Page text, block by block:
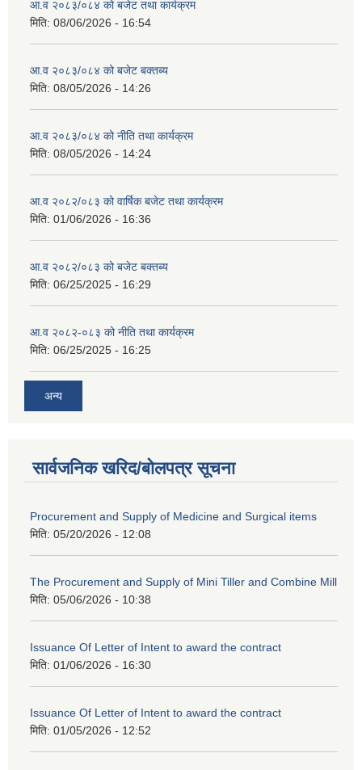
आ.व २०८३/०८४ को बजेट तथा कार्यक्रम
मिति: 08/06/2026 - 16:54
आ.व २०८३/०८४ को बजेट बक्तब्य
मिति: 08/05/2026 - 14:26
आ.व २०८३/०८४ को नीति तथा कार्यक्रम
मिति: 08/05/2026 - 14:24
आ.व २०८२/०८३ को वार्षिक बजेट तथा कार्यक्रम
मिति: 01/06/2026 - 16:36
आ.व २०८२/०८३ को बजेट बक्तब्य
मिति: 06/25/2025 - 16:29
आ.व २०८२-०८३ को नीति तथा कार्यक्रम
मिति: 06/25/2025 - 16:25
अन्य
सार्वजनिक खरिद/बोलपत्र सूचना
Procurement and Supply of Medicine and Surgical items
मिति: 05/20/2026 - 12:08
The Procurement and Supply of Mini Tiller and Combine Mill
मिति: 05/06/2026 - 10:38
Issuance Of Letter of Intent to award the contract
मिति: 01/06/2026 - 16:30
Issuance Of Letter of Intent to award the contract
मिति: 01/05/2026 - 12:52